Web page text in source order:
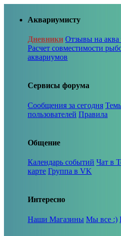
Аквариумисту
Дневники Отзывы на аква
Расчет совместимости
аквариумов
Сервисы форума
Сообщения за сегодня
пользователей Правила
Общение
Календарь событий Чат в
карте Группа в VK
Интересно
Наши Магазины Мы все :)